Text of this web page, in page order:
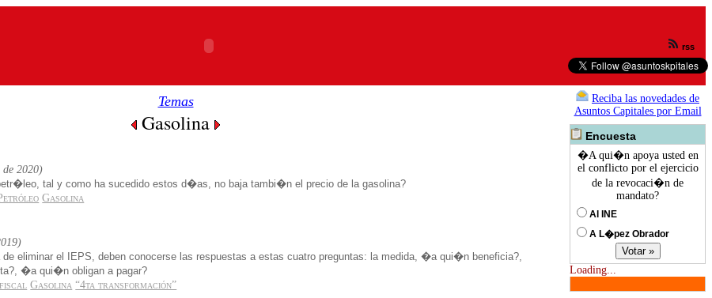
rss
Temas
Gasolina
de 2020)
tal y como ha sucedido estos d�as, no baja tambi�n el precio de la gasolina?
Gasolina
de eliminar el IEPS, deben conocerse las respuestas a estas cuatro preguntas: la medida, �a qui�n beneficia?,
�a qui�n obligan a pagar?
Gasolina “4ta transformación”
Reciba las novedades de
Asuntos Capitales por Email
Encuesta
�A qui�n apoya usted en
el conflicto por el ejercicio
de la revocaci�n de
mandato?
Al INE
A L�pez Obrador
Loading...